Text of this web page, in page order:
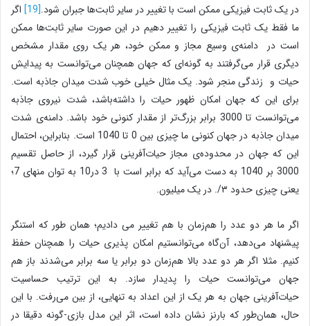
در یک ثابت فیزیکی ممکن است با تغییر در سایر ثابت‌ها جبران شود.[19]
اگر
ما فقط یک ثابت فیزیکی را تغییر دهیم در این صورت سایر ثابت‌ها ممکن
است در دامنه‌ی وسیع مجاز و ممکن خود، هر یک روی مقدار مشخص
دیگری قرار می‌گرفتند به گونه‌ای که جهان همچنان می‌توانست به پیدایش
حیات و زندگی منجر شود. یک مثال خیلی خوب شدت میدان جاذبه است.
برای این که جهان امکان ظهور حیات را داشته‌باشد، شدت نیروی جاذبه
می‌توانست تا 3000 برابر بزرگ‌تر از مقدار کنونی خود باشد. دامنه‌ی شدت
میدان جاذبه در جهان کنونی ما چیزی بین 0 تا 1040 است. بنابراین، احتمال
این که جهان در محدوده‌ی مجاز حیات‌آفرینی قرار گیرد، از حاصل تقسیم
3000 بر 1040 به دست می‌آید که برابر است با 3 در10 به توان منهای 7؛
یعنی چیزی حدود ۳/. در یک میلیون.
اگر ما هر دو عدد را هم‌زمان با هم تغییر می دادیم؛ همان طور که استنگر
پیشنهاد می‌دهد، آن‌گاه می‌توانستیم امکان پذیری حیات را همچنان حفظ
کنیم. مثلا اگر هر دو عدد بالا هم‌زمان دو برابر یا سه برابر می‌شدند باز هم
جهان می‌توانست حیات را پدیدار سازد. به این ترتیب حساسیت
حیات‌آفرینی جهان به هر یک از این اعداد به تنهایی، از بین می‌رفت. با این
حال، همان‌طور که بارنز نشان داده است، اثر این مدل بازی-گونه دقیقا در